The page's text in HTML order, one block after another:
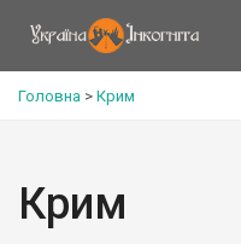
Головна > Крим
Крим